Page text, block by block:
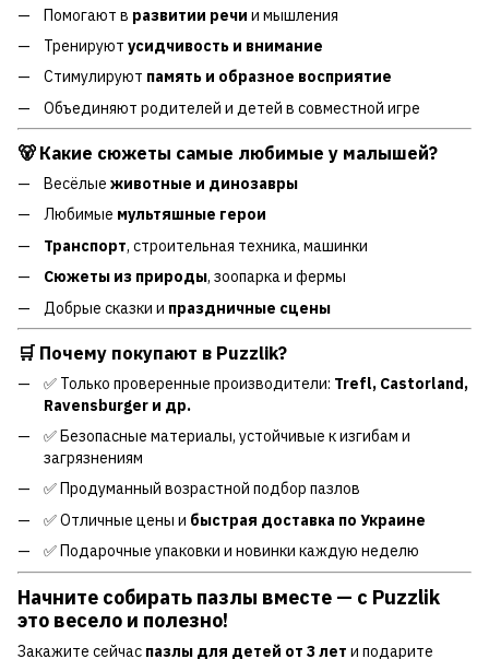
Помогают в развитии речи и мышления
Тренируют усидчивость и внимание
Стимулируют память и образное восприятие
Объединяют родителей и детей в совместной игре
🐻 Какие сюжеты самые любимые у малышей?
Весёлые животные и динозавры
Любимые мультяшные герои
Транспорт, строительная техника, машинки
Сюжеты из природы, зоопарка и фермы
Добрые сказки и праздничные сцены
🛒 Почему покупают в Puzzlik?
✅ Только проверенные производители: Trefl, Castorland,
Ravensburger и др.
✅ Безопасные материалы, устойчивые к изгибам и
загрязнениям
✅ Продуманный возрастной подбор пазлов
✅ Отличные цены и быстрая доставка по Украине
✅ Подарочные упаковки и новинки каждую неделю
Начните собирать пазлы вместе — с Puzzlik
это весело и полезно!
Закажите сейчас пазлы для детей от 3 лет и подарите